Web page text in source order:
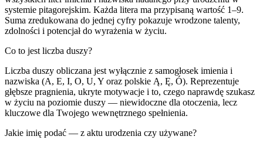
systemie pitagorejskim. Każda litera ma przypisaną wartość 1–9.
Suma zredukowana do jednej cyfry pokazuje wrodzone talenty,
zdolności i potencjał do wyrażenia w życiu.
Co to jest liczba duszy?
Liczba duszy obliczana jest wyłącznie z samogłosek imienia i
nazwiska (A, E, I, O, U, Y oraz polskie Ą, Ę, Ó). Reprezentuje
głębsze pragnienia, ukryte motywacje i to, czego naprawdę szukasz
w życiu na poziomie duszy — niewidoczne dla otoczenia, lecz
kluczowe dla Twojego wewnętrznego spełnienia.
Jakie imię podać — z aktu urodzenia czy używane?